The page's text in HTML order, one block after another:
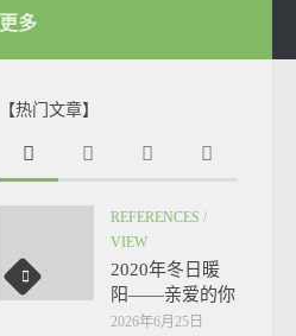
更多
【热门文章】
REFERENCES /
VIEW
2020年冬日暖
阳——亲爱的你
2026年6月25日